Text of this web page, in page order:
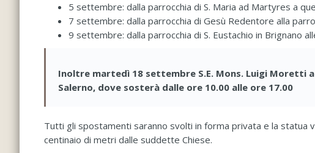
5 settembre: dalla parrocchia di S. Maria ad Martyres a
7 settembre: dalla parrocchia di Gesù Redentore alla
9 settembre: dalla parrocchia di S. Eustachio in Brignano
Inoltre martedì 18 settembre S.E. Mons. Luigi Moretti
Salerno, dove sosterà dalle ore 10.00 alle ore 17.00
Tutti gli spostamenti saranno svolti in forma privata e la statua
centinaio di metri dalle suddette Chiese.